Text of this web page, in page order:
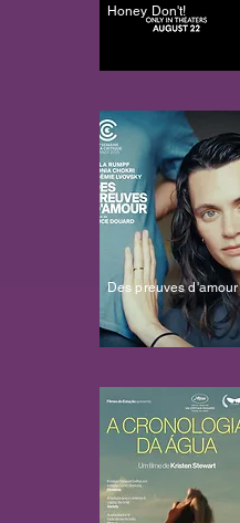
Honey Don't!
Des preuves d'amour